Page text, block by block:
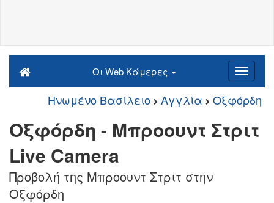
Οι Web Κάμερες
Ηνωμένο Βασίλειο Αγγλία Οξφόρδη
Οξφόρδη - Μπροουντ Στριτ
Live Camera
Προβολή της Μπροουντ Στριτ στην
Οξφόρδη